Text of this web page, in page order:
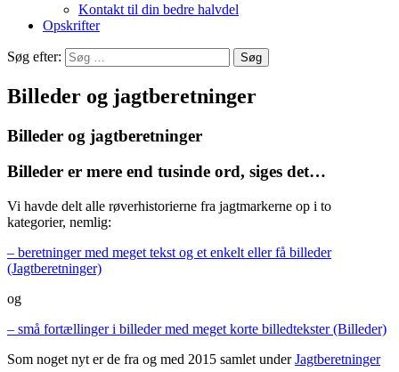
Kontakt til din bedre halvdel
Opskrifter
Søg efter:
Billeder og jagtberetninger
Billeder og jagtberetninger
Billeder er mere end tusinde ord, siges det…
Vi havde delt alle røverhistorierne fra jagtmarkerne op i to
kategorier, nemlig:
– beretninger med meget tekst og et enkelt eller få billeder
(Jagtberetninger)
og
– små fortællinger i billeder med meget korte billedtekster (Billeder)
Som noget nyt er de fra og med 2015 samlet underJagtberetninger